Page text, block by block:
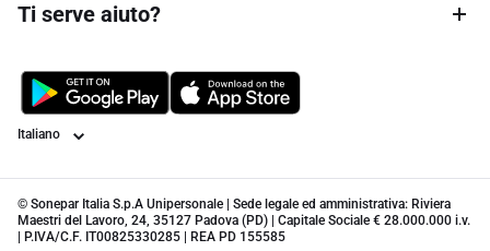
Ti serve aiuto?
Lingua
© Sonepar Italia S.p.A Unipersonale | Sede legale ed amministrativa: Riviera
Maestri del Lavoro, 24, 35127 Padova (PD) | Capitale Sociale € 28.000.000 i.v.
| P.IVA/C.F. IT00825330285 | REA PD 155585